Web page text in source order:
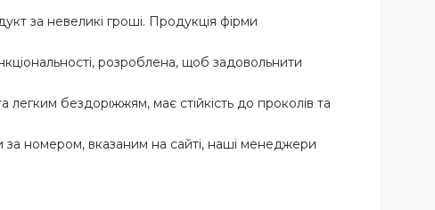
за невеликі гроші. Продукція фірми
розроблена, щоб задовольнити
бездоріжжям, має стійкість до проколів та
номером, вказаним на сайті, наші менеджери